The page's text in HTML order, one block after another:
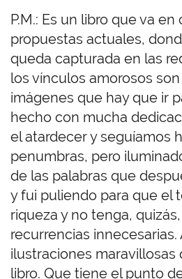
P.M.: Es un libro que va
propuestas actuales,
queda capturada en las
los vínculos amorosos
imágenes que hay que ir
hecho con mucha
el atardecer y seguíamos
penumbras, pero
de las palabras que
y fui puliendo para que el
riqueza y no tenga,
recurrencias
ilustraciones maravillosas
libro. Que tiene el punto